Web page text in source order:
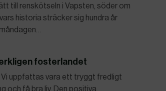
till renskötseln i Vapsten, söder om
historia sträcker sig hundra år
fosterlandet
uppfattas vara ett tryggt fredligt
och få bra liv. Den positiva